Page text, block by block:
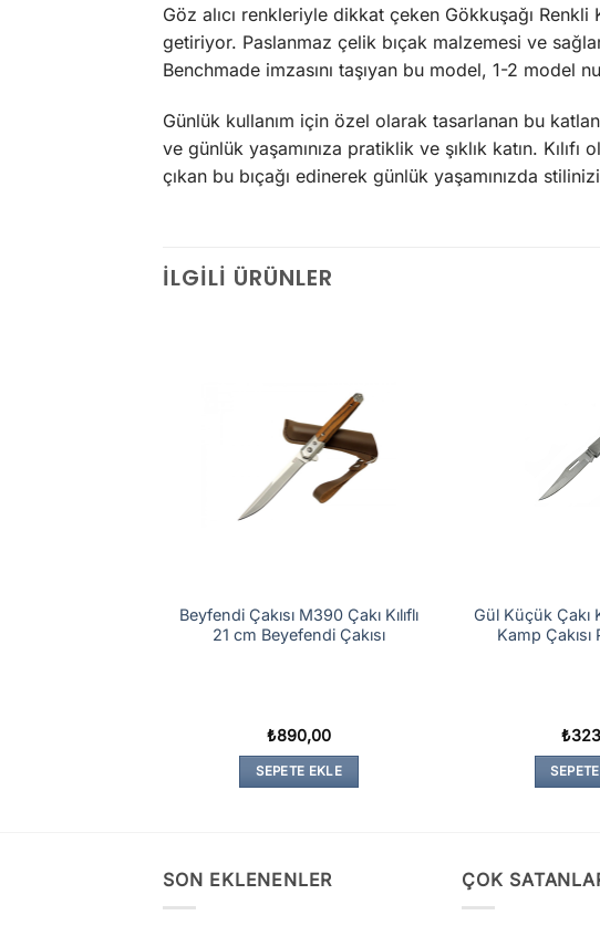
Göz alıcı renkleriyle dikkat çeken Gökkuşağı
getiriyor. Paslanmaz çelik bıçak malzemesi ve
Benchmade imzasını taşıyan bu model, 1-2 model
Günlük kullanım için özel olarak tasarlanan bu
ve günlük yaşamınıza pratiklik ve şıklık katın.
çıkan bu bıçağı edinerek günlük yaşamınızda
İLGILI ÜRÜNLER
Beyfendi Çakısı M390 Çakı Kılıflı
21 cm Beyefendi Çakısı
₺890,00
SEPETE EKLE
Gül Küçük Çakı
Kamp Çakısı
₺
SON EKLENENLER ÇOK